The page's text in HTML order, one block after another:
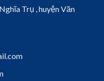
Trụ , huyện Văn